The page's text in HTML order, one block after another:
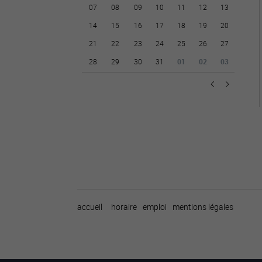
07
08 09 10 11 12
13
14
15 16 17 18 19
20
21
22 23 24 25 26
27
28
29 30 31 01 02 03
accueil horaire emploi mentions légales